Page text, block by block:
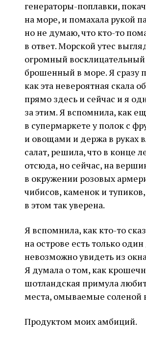
генераторы-поплавки,
на море, и помахала рукой
но не думаю, что кто-то
в ответ. Морской утес
огромный восклицательный
брошенный в море. Я сразу
как эта невероятная скала
прямо здесь и сейчас и я
за этим. Я вспомнила, как
в супермаркете у полок с
и овощами и держа в руках
салат, решила, что в конце
отсюда, но сейчас, на
в окружении розовых
чибисов, каменок и
в этом так уверена.
Я вспомнила, как кто-то
на острове есть только
невозможно увидеть из
Я думала о том, как
шотландская примула
места, омываемые соленой
Продуктом моих амбиций.